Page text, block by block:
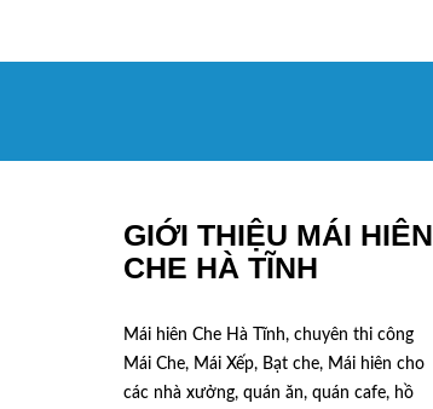
GIỚI THIỆU MÁI HIÊN
CHE HÀ TĨNH
Mái hiên Che Hà Tĩnh, chuyên thi công
Mái Che, Mái Xếp, Bạt che, Mái hiên cho
các nhà xưởng, quán ăn, quán cafe, hồ